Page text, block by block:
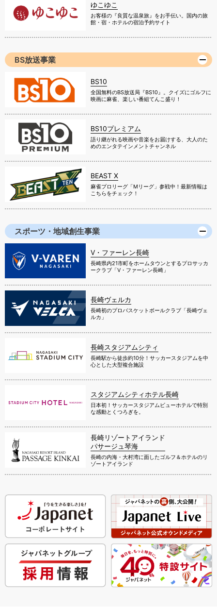
ゆこゆこ
お客様の『良質な温泉旅』をお手伝い。国内の旅
館・宿・ホテルの宿泊予約サイト
BS放送事業
BS10
全国無料のBS放送局『BS10』。クイズにゴルフに
映画に麻雀、楽しい番組てんこ盛り！
BS10プレミアム
語り継がれる映画や音楽をお届けする、大人のた
めのエンタテインメントチャンネル
BEAST X
麻雀プロリーグ「Mリーグ」参戦中！最新情報は
こちらをチェック！
スポーツ・地域創生事業
V・ファーレン長崎
長崎県内21市町をホームタウンとするプロサッカ
ークラブ「V・ファーレン長崎」
長崎ヴェルカ
長崎初のプロバスケットボールクラブ「長崎ヴェ
ルカ」
長崎スタジアムシティ
長崎駅から徒歩約10分！サッカースタジアムを中
心とした大型複合施設
スタジアムシティホテル長崎
日本初！サッカースタジアムビューホテルで特別
な感動とくつろぎを。
長崎リゾートアイランド
パサージュ琴海
長崎の内海・大村湾に面したゴルフ＆ホテルのリ
ゾートアイランド